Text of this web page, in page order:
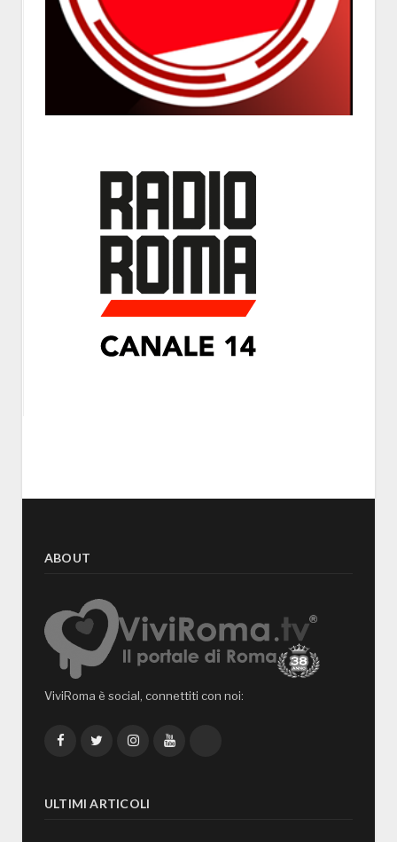
ABOUT
ViviRoma è social, connettiti con noi:
FacebookTwitterInstagramYouTube
ULTIMI ARTICOLI